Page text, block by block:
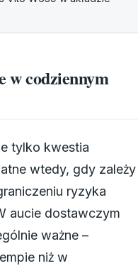
w codziennym
tylko kwestia
wtedy, gdy zależy
ryzyka
aucie dostawczym
ważne –
niż w